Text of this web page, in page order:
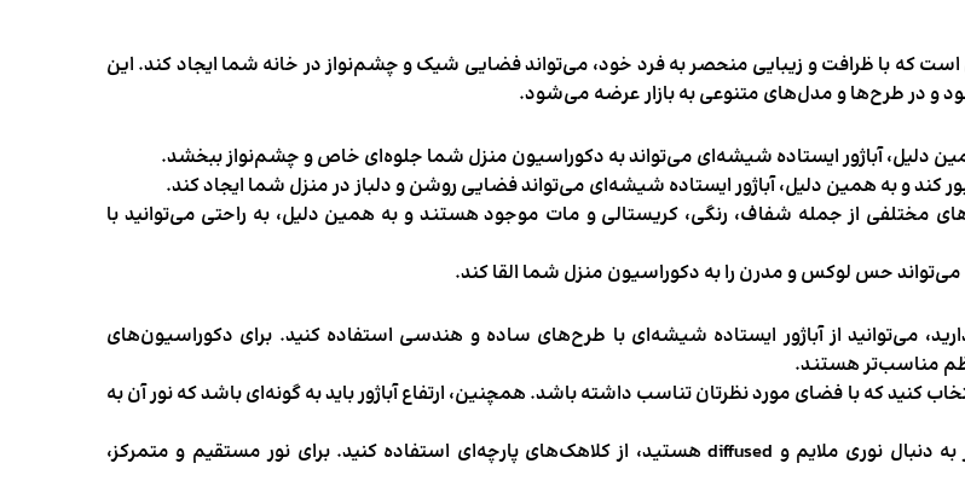
که با ظرافت و زیبایی منحصر به فرد خود، می‌تواند فضایی شیک و چشم‌نواز در خانه شما ایجاد کند. این
و در طرح‌ها و مدل‌های متنوعی به بازار عرضه می‌شود.
دلیل، آباژور ایستاده شیشه‌ای می‌تواند به دکوراسیون منزل شما جلوه‌ای خاص و چشم‌نواز ببخشد.
کند و به همین دلیل، آباژور ایستاده شیشه‌ای می‌تواند فضایی روشن و دلباز در منزل شما ایجاد کند.
مختلفی از جمله شفاف، رنگی، کریستالی و مات موجود هستند و به همین دلیل، به راحتی می‌توانید با
می‌تواند حس لوکس و مدرن را به دکوراسیون منزل شما القا کند.
می‌توانید از آباژور ایستاده شیشه‌ای با طرح‌های ساده و هندسی استفاده کنید. برای دکوراسیون‌های
مناسب‌تر هستند.
کنید که با فضای مورد نظرتان تناسب داشته باشد. همچنین، ارتفاع آباژور باید به گونه‌ای باشد که نور آن به
اگر به دنبال نوری ملایم و diffused هستید، از کلاهک‌های پارچه‌ای استفاده کنید. برای نور مستقیم و متمرکز،